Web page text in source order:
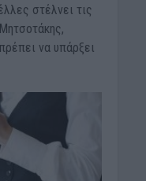
στέλνει τις
να υπάρξει